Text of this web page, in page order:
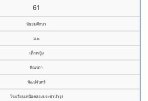
61
มัธยมศึกษา
ม.๒
เด็กหญิง
พิณรดา
พัฒน์จันทร์
โรงเรียนเหนือคลองประชาบำรุง